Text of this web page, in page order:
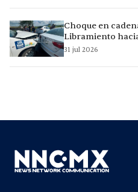
Choque en
Libramiento
31 jul 2026